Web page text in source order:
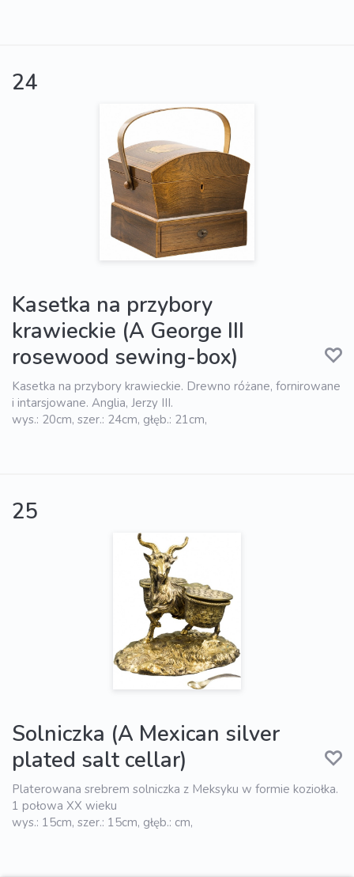
24
Kasetka na przybory
krawieckie (A George III
rosewood sewing-box)
Kasetka na przybory krawieckie. Drewno różane, fornirowane
i intarsjowane. Anglia, Jerzy III.
wys.: 20cm, szer.: 24cm, głęb.: 21cm,
25
Solniczka (A Mexican silver
plated salt cellar)
Platerowana srebrem solniczka z Meksyku w formie koziołka.
1 połowa XX wieku
wys.: 15cm, szer.: 15cm, głęb.: cm,